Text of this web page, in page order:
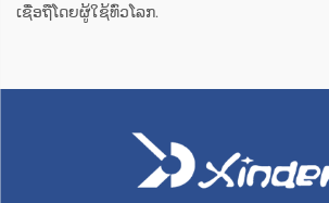
ເຊື່ອຖືໂດຍຜູ້ໃຊ້ທົ່ວໂລກ.